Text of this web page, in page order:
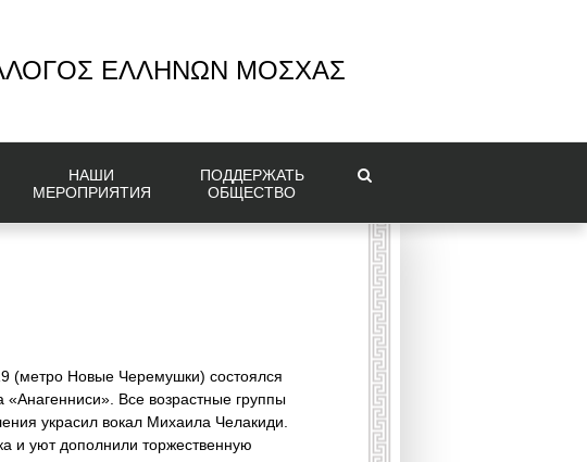
ΕΛΛΗΝΩΝ ΜΟΣΧΑΣ
НАШИ
МЕРОПРИЯТИЯ
ПОДДЕРЖАТЬ
ОБЩЕСТВО
(метро Новые Черемушки) состоялся
«Анагенниси». Все возрастные группы
украсил вокал Михаила Челакиди.
и уют дополнили торжественную